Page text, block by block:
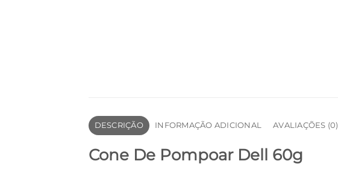
DESCRIÇÃO INFORMAÇÃO ADICIONAL AVALIAÇÕES (0)
Cone De Pompoar Dell 60g